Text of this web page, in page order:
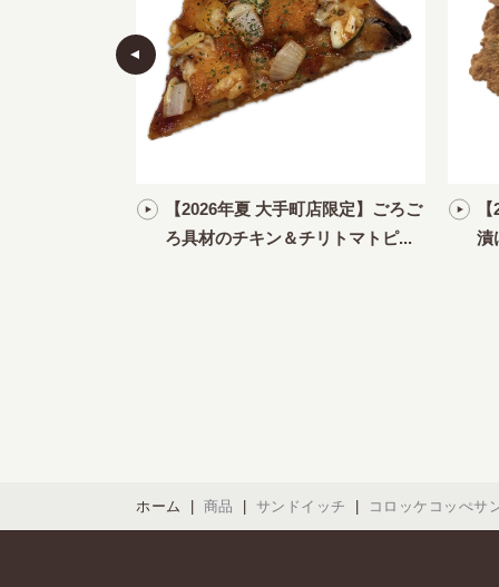
【2026年夏 大手町店限定】ごろご
ろ具材のチキン＆チリトマトピ...
漬
ホーム 商品 サンドイッチ コロッケコッぺサ